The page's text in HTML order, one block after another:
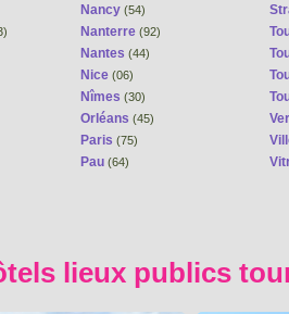
Nancy (54)
Nanterre (92)
Nantes (44)
Nice (06)
Nîmes (30)
Orléans (45)
Paris (75)
Pau (64)
lieux publics